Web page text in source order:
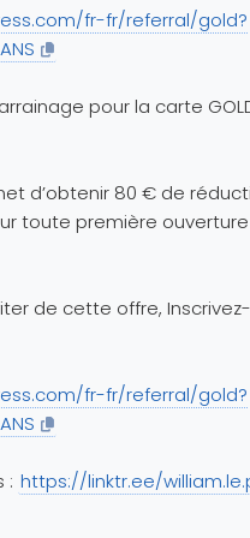
fr-fr/referral/gold?
pour la carte GOLD
d’obtenir 80 € de
toute première
de cette offre,
fr-fr/referral/gold?
: https://linktr.ee/